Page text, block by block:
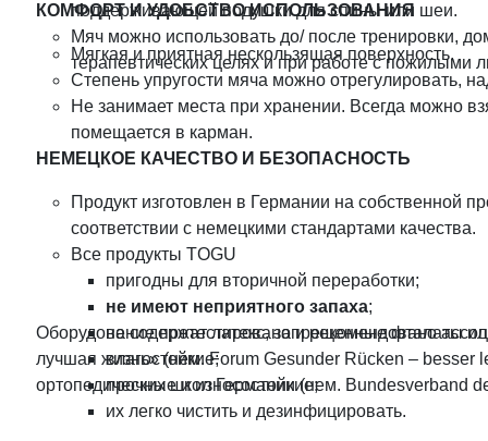
поддерживающей подушки для спины или шеи.
Мяч можно использовать до/ после тренировки,
терапевтических целях и при работе с пожилыми
КОМФОРТ И УДОБСТВО ИСПОЛЬЗОВАНИЯ
Мягкая и приятная нескользящая поверхность.
Степень упругости мяча можно отрегулировать,
Не занимает места при хранении. Всегда можно
помещается в карман.
НЕМЕЦКОЕ КАЧЕСТВО И БЕЗОПАСНОСТЬ
Продукт изготовлен в Германии на собственной
соответствии с немецкими стандартами качества.
Все продукты TOGU
пригодны для вторичной переработки;
не имеют неприятного запаха;
не содержат латекс, запрещенные фталаты
влагостойкие;
прочные и износостойкие;
их легко чистить и дезинфицировать.
Оборудование протестировано и рекомендовано
лучшая жизнь» (нем. Forum Gesunder Rücken – besser
ортопедических школ Германии (нем. Bundesverband